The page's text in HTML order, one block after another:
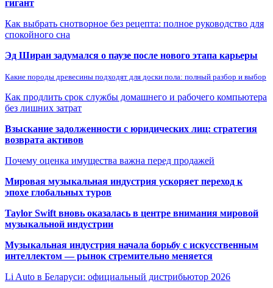
гигант
Как выбрать снотворное без рецепта: полное руководство для
спокойного сна
Эд Ширан задумался о паузе после нового этапа карьеры
Какие породы древесины подходят для доски пола: полный разбор и выбор
Как продлить срок службы домашнего и рабочего компьютера
без лишних затрат
Взыскание задолженности с юридических лиц: стратегия
возврата активов
Почему оценка имущества важна перед продажей
Мировая музыкальная индустрия ускоряет переход к
эпохе глобальных туров
Taylor Swift вновь оказалась в центре внимания мировой
музыкальной индустрии
Музыкальная индустрия начала борьбу с искусственным
интеллектом — рынок стремительно меняется
Li Auto в Беларуси: официальный дистрибьютор 2026